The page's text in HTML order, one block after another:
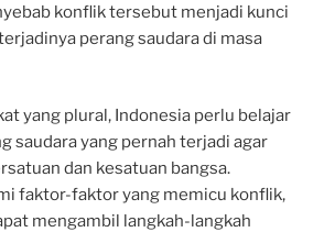
konflik tersebut menjadi kunci
perang saudara di masa
yang plural, Indonesia perlu belajar
saudara yang pernah terjadi agar
dan kesatuan bangsa.
faktor-faktor yang memicu konflik,
mengambil langkah-langkah